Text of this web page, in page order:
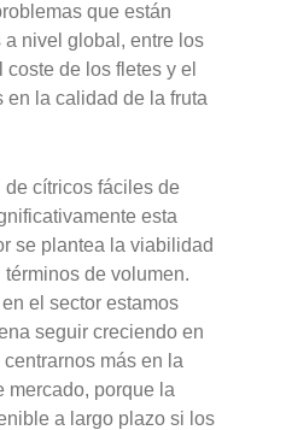
que están
nivel global, entre los
de los fletes y el
en la calidad de la fruta
cítricos fáciles de
esta
se plantea la viabilidad
de volumen.
el sector estamos
seguir creciendo en
más en la
mercado, porque la
a largo plazo si los